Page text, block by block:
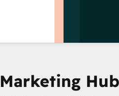
Marketing Hub